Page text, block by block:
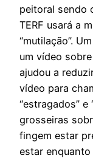
peitoral sendo
TERF usará a
“mutilação”.
um vídeo
ajudou a
vídeo para
“estragados” e
grosseiras
fingem estar
estar